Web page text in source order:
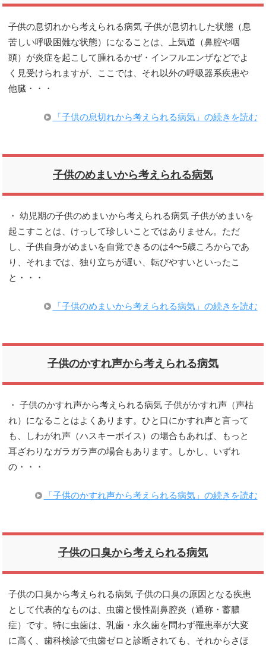
子供の息切れから考えられる病気 子供が息切れした状態（息
苦しい呼吸困難な状態）になることは、上気道（鼻腔や咽
頭）が炎症を起こして腫れるかぜ・インフルエンザなどでよ
く見受けられますが、ここでは、それ以外の呼吸器系疾患や
他臓・・・
「子供の息切れから考えられる病気」の続きを読む
子供のめまいから考えられる病気
・ 幼児期の子供のめまいから考えられる病気 子供がめまいを
起こすことは、けっして珍しいことではありません。ただ
し、子供自身がめまいを自覚できるのは4〜5歳ころからであ
り、それまでは、独り立ちが遅い、転びやすいといったこ
と・・・
「子供のめまいから考えられる病気」の続きを読む
子供のかすれ声から考えられる病気
・ 子供のかすれ声から考えられる病気 子供がかすれ声（声枯
れ）になることはよくあります。ひと口にかすれ声と言って
も、しわがれ声（ハスキーボイス）の場合もあれば、もっと
耳ざわりなガラガラ声の場合もあります。しかし、いずれ
の・・・
「子供のかすれ声から考えられる病気」の続きを読む
子供の口臭から考えられる病気
子供の口臭から考えられる病気 子供の口臭の原因となる疾患
として代表的なものは、虫歯と慢性副鼻腔炎（通称・蓄膿
症）です。特に虫歯は、乳歯・永久歯を問わず罹患率が大変
に高く、歯科検診で虫歯ゼロと診断されても、それからさほ